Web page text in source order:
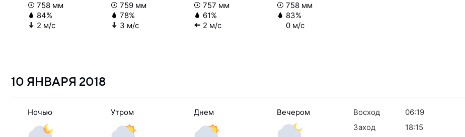
758 мм
84%
2 м/с
759 мм
78%
3 м/с
757 мм
61%
2 м/с
758 мм
83%
0 м/с
10 ЯНВАРЯ 2018
Ночью Утром Днем Вечером Восход
06:19
Заход
18:15